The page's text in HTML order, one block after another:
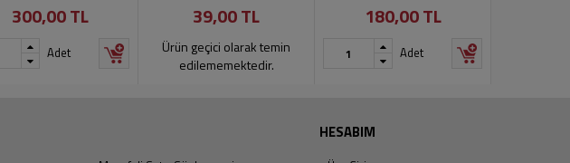
300,00 TL
Adet
39,00 TL
Ürün geçici olarak temin
edilememektedir.
180,00 TL
Adet
HESABIM